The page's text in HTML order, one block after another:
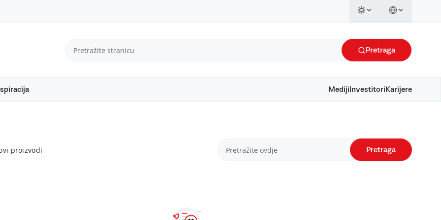
Pretraga
Mediji Investitori Karijere
proizvodi Pretraga